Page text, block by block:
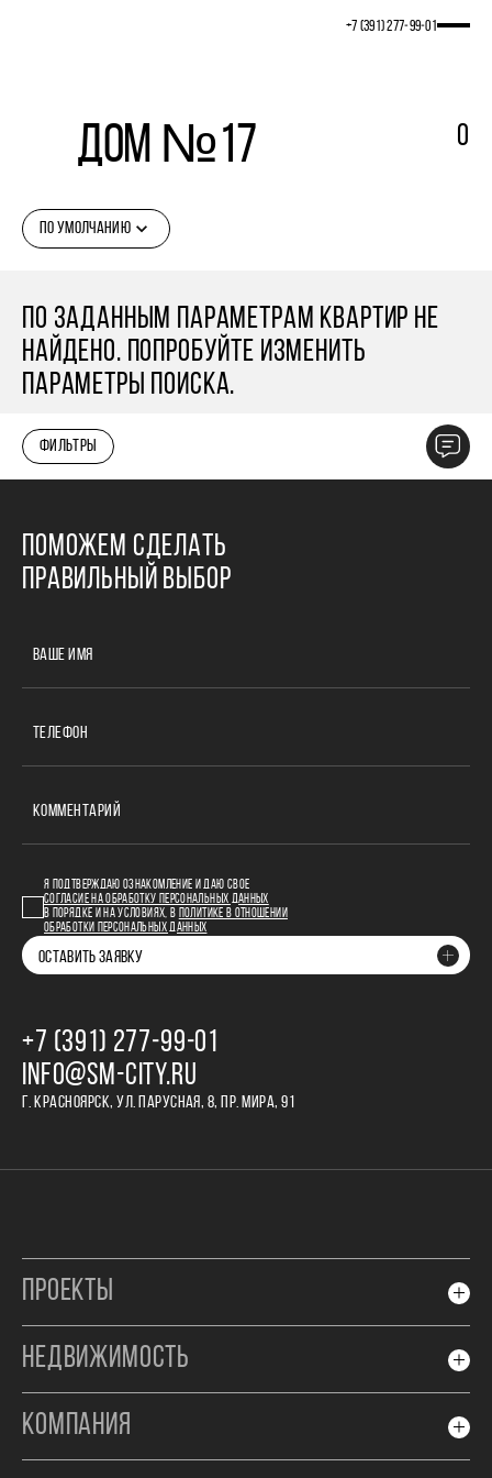
+7 (391) 277‒99‒01
Дом №17 0
ФИЛЬТРЫ
ПО УМОЛЧАНИЮ
ПО ЗАДАННЫМ ПАРАМЕТРАМ КВАРТИР НЕ
НАЙДЕНО. ПОПРОБУЙТЕ ИЗМЕНИТЬ
ПАРАМЕТРЫ ПОИСКА.
ПОМОЖЕМ СДЕЛАТЬ
ПРАВИЛЬНЫЙ ВЫБОР
ВАШЕ ИМЯ
ТЕЛЕФОН
КОММЕНТАРИЙ
Я ПОДТВЕРЖДАЮ ОЗНАКОМЛЕНИЕ И ДАЮ СВОЕ
СОГЛАСИЕ НА ОБРАБОТКУ ПЕРСОНАЛЬНЫХ ДАННЫХ
В ПОРЯДКЕ И НА УСЛОВИЯХ, В
ПОЛИТИКЕ В ОТНОШЕНИИ
ОБРАБОТКИ ПЕРСОНАЛЬНЫХ ДАННЫХ
ОСТАВИТЬ ЗАЯВКУ
+7 (391) 277‒99‒01
INFO@SM-CITY.RU
Г. КРАСНОЯРСК, УЛ. ПАРУСНАЯ, 8, ПР. МИРА, 91
ПРОЕКТЫ
НЕДВИЖИМОСТЬ
КОМПАНИЯ